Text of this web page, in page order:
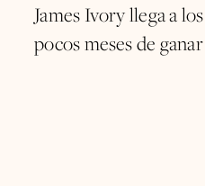
James Ivory llega a
pocos meses de